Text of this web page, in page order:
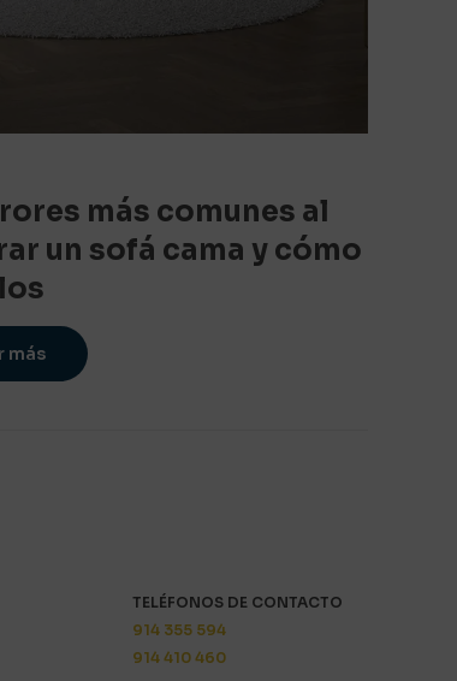
más comunes al
un sofá cama y cómo
más
TELÉFONOS DE CONTACTO
914 355 594
914 410 460